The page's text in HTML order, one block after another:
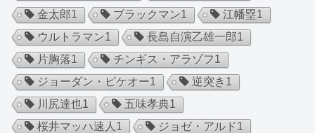
金太郎1 ブラックマン1 江幡塁1
ウルトラマン1 長島自演乙雄一郎1
片胸落1 チンギス・アラゾフ1
ジョーダン・ピケオー1 逆突き 1
川尻達也1 五味孝典1
桜井マッハ速人 1 ジョゼ・アルド1